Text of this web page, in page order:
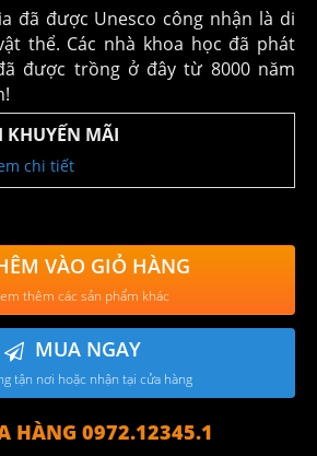
đã được Unesco công nhận là di
thể. Các nhà khoa học đã phát
được trồng ở đây từ 8000 năm
KHUYẾN MÃI
chi tiết
VÀO GIỎ HÀNG
thêm các sản phẩm khác
MUA NGAY
tận nơi hoặc nhận tại cửa hàng
HÀNG 0972.12345.1